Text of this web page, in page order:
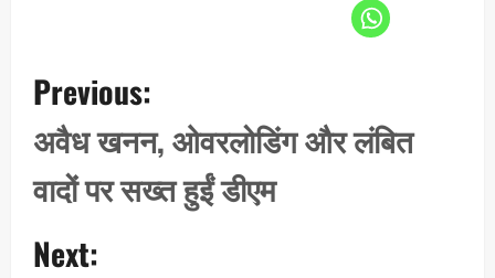
o
s
t
n
v
Previous:
अवैध खनन, ओवरलोडिंग और लंबित
वादों पर सख्त हुईं डीएम
Next: